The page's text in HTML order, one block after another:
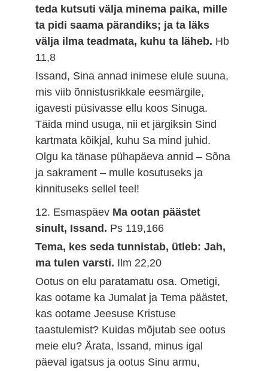
teda kutsuti välja minema paika, mille
ta pidi saama pärandiks; ja ta läks
välja ilma teadmata, kuhu ta läheb. Hb
11,8
Issand, Sina annad inimese elule suuna,
mis viib õnnistusrikkale eesmärgile,
igavesti püsivasse ellu koos Sinuga.
Täida mind usuga, nii et järgiksin Sind
kartmata kõikjal, kuhu Sa mind juhid.
Olgu ka tänase pühapäeva annid – Sõna
ja sakrament – mulle kosutuseks ja
kinnituseks sellel teel!
12. Esmaspäev Ma ootan päästet
sinult, Issand. Ps 119,166
Tema, kes seda tunnistab, ütleb: Jah,
ma tulen varsti. Ilm 22,20
Ootus on elu paratamatu osa. Ometigi,
kas ootame ka Jumalat ja Tema päästet,
kas ootame Jeesuse Kristuse
taastulemist? Kuidas mõjutab see ootus
meie elu? Ärata, Issand, minus igal
päeval igatsus ja ootus Sinu armu,